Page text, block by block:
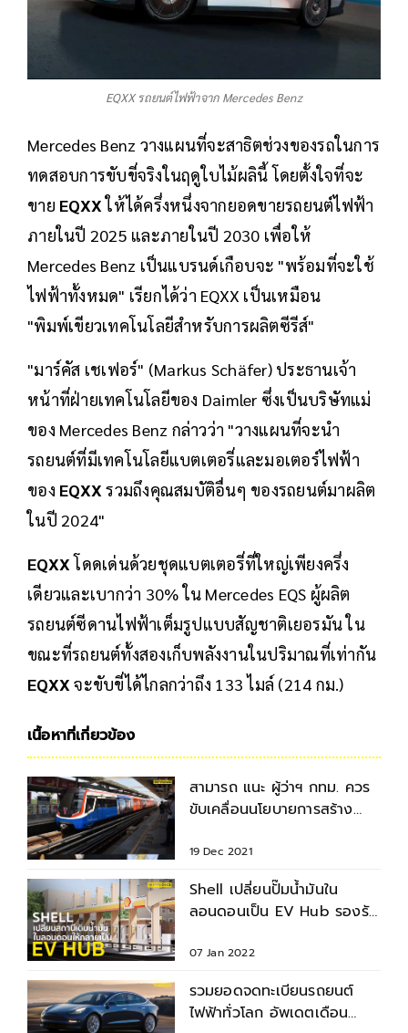
EQXX รถยนต์ไฟฟ้าจาก Mercedes Benz
Mercedes Benz วางแผนที่จะสาธิตช่วงของรถในการ
ทดสอบการขับขี่จริงในฤดูใบไม้ผลินี้ โดยตั้งใจที่จะ
ขาย EQXXให้ได้ครึ่งหนึ่งจากยอดขายรถยนต์ไฟฟ้า
ภายในปี 2025 และภายในปี 2030 เพื่อให้
Mercedes Benz เป็นแบรนด์เกือบจะ "พร้อมที่จะใช้
ไฟฟ้าทั้งหมด" เรียกได้ว่า EQXX เป็นเหมือน
"พิมพ์เขียวเทคโนโลยีสำหรับการผลิตซีรีส์"
"มาร์คัส เชเฟอร์" (Markus Schäfer) ประธานเจ้า
หน้าที่ฝ่ายเทคโนโลยีของ Daimler ซึ่งเป็นบริษัทแม่
ของ Mercedes Benz กล่าวว่า "วางแผนที่จะนำ
รถยนต์ที่มีเทคโนโลยีแบตเตอรี่และมอเตอร์ไฟฟ้า
ของ EQXX รวมถึงคุณสมบัติอื่นๆ ของรถยนต์มาผลิต
ในปี 2024"
EQXXโดดเด่นด้วยชุดแบตเตอรี่ที่ใหญ่เพียงครึ่ง
เดียวและเบากว่า 30% ใน Mercedes EQS ผู้ผลิต
รถยนต์ซีดานไฟฟ้าเต็มรูปแบบสัญชาติเยอรมัน ใน
ขณะที่รถยนต์ทั้งสองเก็บพลังงานในปริมาณที่เท่ากัน
EQXX จะขับขี่ได้ไกลกว่าถึง 133 ไมล์ (214 กม.)
เนื้อหาที่เกี่ยวข้อง
สามารถ แนะ ผู้ว่าฯ กทม. ควร
ขับเคลื่อนนโยบายการสร้าง
19 Dec 2021
Shell เปลี่ยนปั๊มน้ำมันใน
ลอนดอนเป็น EV Hub รองรับ
07 Jan 2022
รวมยอดจดทะเบียนรถยนต์
ไฟฟ้าทั่วโลก อัพเดตเดือน